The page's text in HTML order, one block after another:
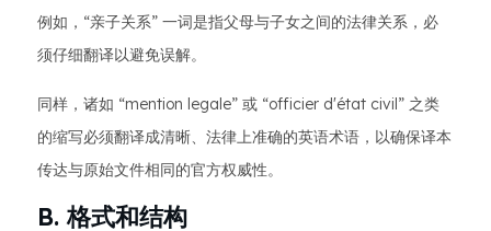
例如，“亲子关系” 一词是指父母与子女之间的法律关系，必
须仔细翻译以避免误解。
同样，诸如 “mention legale” 或 “officier d'état civil” 之类
的缩写必须翻译成清晰、法律上准确的英语术语，以确保译本
传达与原始文件相同的官方权威性。
B. 格式和结构